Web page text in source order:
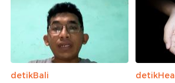
detikBali